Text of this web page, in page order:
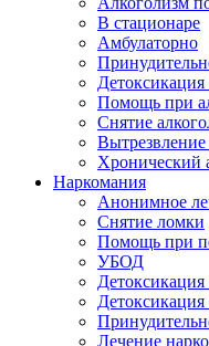
В стационаре
Амбулаторно
Детоксикация
Помощь при
Снятие
Хронический
Наркомания
Анонимное
Снятие ломки
Помощь при
УБОД
Детоксикация
Лечение